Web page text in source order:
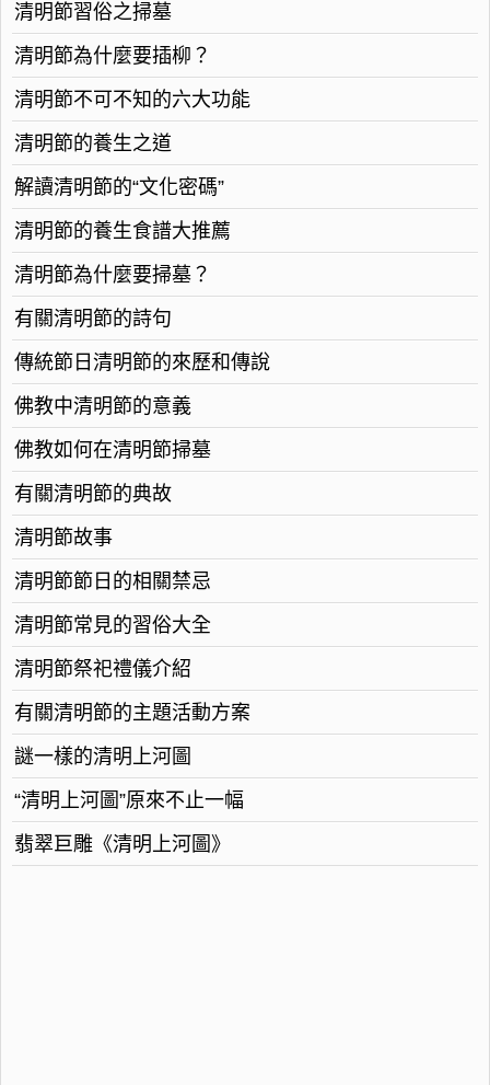
清明節習俗之掃墓
清明節為什麼要插柳？
清明節不可不知的六大功能
清明節的養生之道
解讀清明節的“文化密碼”
清明節的養生食譜大推薦
清明節為什麼要掃墓？
有關清明節的詩句
傳統節日清明節的來歷和傳說
佛教中清明節的意義
佛教如何在清明節掃墓
有關清明節的典故
清明節故事
清明節節日的相關禁忌
清明節常見的習俗大全
清明節祭祀禮儀介紹
有關清明節的主題活動方案
謎一樣的清明上河圖
“清明上河圖”原來不止一幅
翡翠巨雕《清明上河圖》